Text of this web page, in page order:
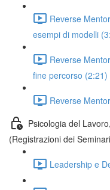
Reverse
esempi di modelli
Reverse
fine percorso (2:21)
Reverse
Psicologia del
(Registrazioni dei
Leadership e